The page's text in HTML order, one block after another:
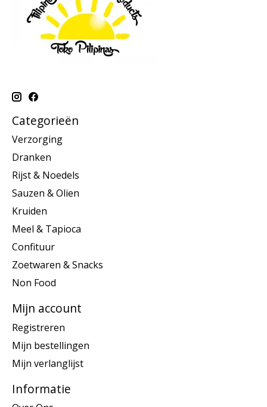
Categorieën
Verzorging
Dranken
Rijst & Noedels
Sauzen & Olien
Kruiden
Meel & Tapioca
Confituur
Zoetwaren & Snacks
Non Food
Mijn account
Registreren
Mijn bestellingen
Mijn verlanglijst
Informatie